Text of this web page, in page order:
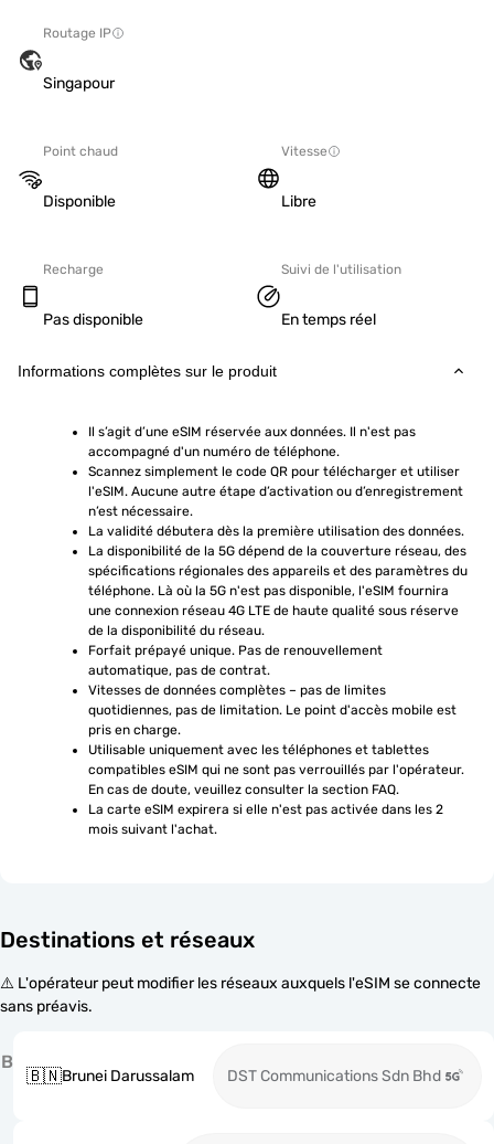
Routage IP
Singapour
Point chaud
Disponible
Vitesse
Libre
Recharge
Pas disponible
Suivi de l'utilisation
En temps réel
Informations complètes sur le produit
Il s’agit d’une eSIM réservée aux données. Il n'est pas
accompagné d'un numéro de téléphone.
Scannez simplement le code QR pour télécharger et utiliser
l'eSIM. Aucune autre étape d’activation ou d’enregistrement
n’est nécessaire.
La validité débutera dès la première utilisation des données.
La disponibilité de la 5G dépend de la couverture réseau, des
spécifications régionales des appareils et des paramètres du
téléphone. Là où la 5G n'est pas disponible, l'eSIM fournira
une connexion réseau 4G LTE de haute qualité sous réserve
de la disponibilité du réseau.
Forfait prépayé unique. Pas de renouvellement
automatique, pas de contrat.
Vitesses de données complètes – pas de limites
quotidiennes, pas de limitation. Le point d'accès mobile est
pris en charge.
Utilisable uniquement avec les téléphones et tablettes
compatibles eSIM qui ne sont pas verrouillés par l'opérateur.
En cas de doute, veuillez consulter la section FAQ.
La carte eSIM expirera si elle n'est pas activée dans les 2
mois suivant l'achat.
Destinations et réseaux
⚠️ L'opérateur peut modifier les réseaux auxquels l'eSIM se connecte
sans préavis.
B
🇧🇳Brunei Darussalam DST Communications Sdn Bhd